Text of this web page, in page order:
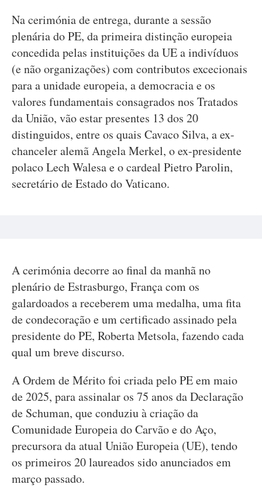
Na cerimónia de entrega, durante a sessão
plenária do PE, da primeira distinção europeia
concedida pelas instituições da UE a indivíduos
(e não organizações) com contributos excecionais
para a unidade europeia, a democracia e os
valores fundamentais consagrados nos Tratados
da União, vão estar presentes 13 dos 20
distinguidos, entre os quais Cavaco Silva, a ex-
chanceler alemã Angela Merkel, o ex-presidente
polaco Lech Walesa e o cardeal Pietro Parolin,
secretário de Estado do Vaticano.
A cerimónia decorre ao final da manhã no
plenário de Estrasburgo, França com os
galardoados a receberem uma medalha, uma fita
de condecoração e um certificado assinado pela
presidente do PE, Roberta Metsola, fazendo cada
qual um breve discurso.
A Ordem de Mérito foi criada pelo PE em maio
de 2025, para assinalar os 75 anos da Declaração
de Schuman, que conduziu à criação da
Comunidade Europeia do Carvão e do Aço,
precursora da atual União Europeia (UE), tendo
os primeiros 20 laureados sido anunciados em
março passado.